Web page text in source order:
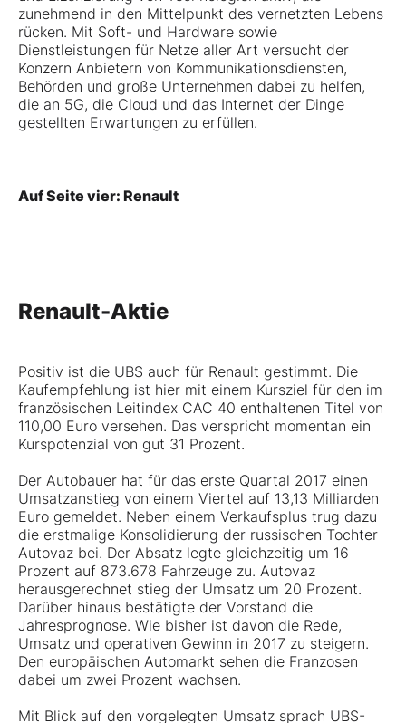
zunehmend in den Mittelpunkt des vernetzten Lebens
rücken. Mit Soft- und Hardware sowie
Dienstleistungen für Netze aller Art versucht der
Konzern Anbietern von Kommunikationsdiensten,
Behörden und große Unternehmen dabei zu helfen,
die an 5G, die Cloud und das Internet der Dinge
gestellten Erwartungen zu erfüllen.
Auf Seite vier: Renault
Renault-Aktie
Positiv ist die UBS auch für Renault gestimmt. Die
Kaufempfehlung ist hier mit einem Kursziel für den im
französischen Leitindex CAC 40 enthaltenen Titel von
110,00 Euro versehen. Das verspricht momentan ein
Kurspotenzial von gut 31 Prozent.
Der Autobauer hat für das erste Quartal 2017 einen
Umsatzanstieg von einem Viertel auf 13,13 Milliarden
Euro gemeldet. Neben einem Verkaufsplus trug dazu
die erstmalige Konsolidierung der russischen Tochter
Autovaz bei. Der Absatz legte gleichzeitig um 16
Prozent auf 873.678 Fahrzeuge zu. Autovaz
herausgerechnet stieg der Umsatz um 20 Prozent.
Darüber hinaus bestätigte der Vorstand die
Jahresprognose. Wie bisher ist davon die Rede,
Umsatz und operativen Gewinn in 2017 zu steigern.
Den europäischen Automarkt sehen die Franzosen
dabei um zwei Prozent wachsen.
Mit Blick auf den vorgelegten Umsatz sprach UBS-